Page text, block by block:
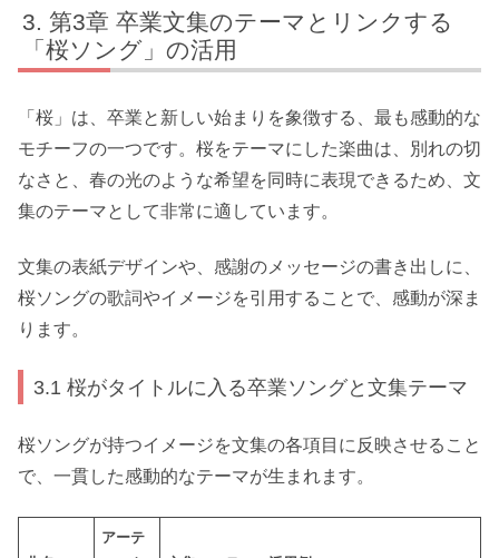
第3章 卒業文集のテーマとリンクする
「桜ソング」の活用
「桜」は、卒業と新しい始まりを象徴する、最も感動的な
モチーフの一つです。桜をテーマにした楽曲は、別れの切
なさと、春の光のような希望を同時に表現できるため、文
集のテーマとして非常に適しています。
文集の表紙デザインや、感謝のメッセージの書き出しに、
桜ソングの歌詞やイメージを引用することで、感動が深ま
ります。
3.1 桜がタイトルに入る卒業ソングと文集テーマ
桜ソングが持つイメージを文集の各項目に反映させること
で、一貫した感動的なテーマが生まれます。
アーテ